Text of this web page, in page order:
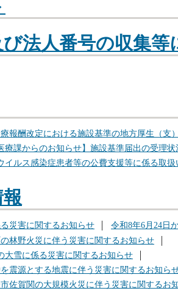
法人番号の収集等
療報酬改定における施設基準の地方厚生（
療課からのお知らせ】施設基準届出の受理
イルス感染症患者等の公費支援等に係る取
災害に関するお知らせ
令和8年6月24日
林野火災に伴う災害に関するお知らせ
大雪に係る災害に関するお知らせ
震源とする地震に伴う災害に関するお知ら
佐賀関の大規模火災に伴う災害に関するお